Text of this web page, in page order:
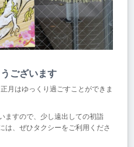
ございます
月はゆっくり過ごすことができま
ますので、少し遠出しての初詣
は、ぜひタクシーをご利用くださ